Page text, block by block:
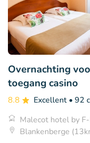
Overnachting
toegang casino
8.8 Excellent • 92
Malecot hotel by
Blankenberge